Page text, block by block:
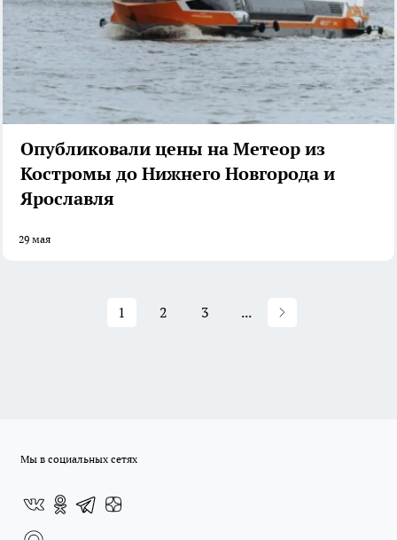
Опубликовали цены на Метеор из
Костромы до Нижнего Новгорода и
Ярославля
29 мая
1 2 3 ...
Мы в социальных сетях